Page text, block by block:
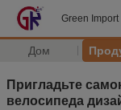
Green
Дом
Пригладьте
велосипеда